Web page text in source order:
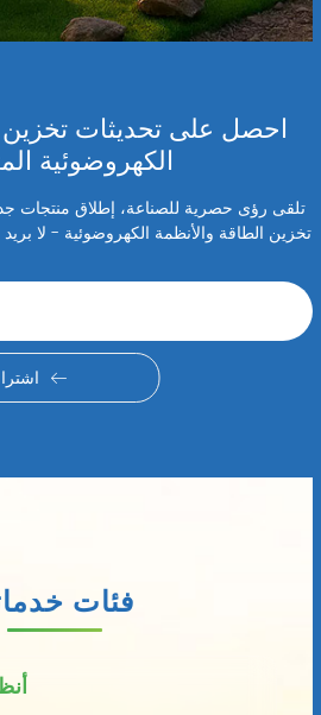
احصل على تحديثات تخزين
الكهروضوئية
تلقى رؤى حصرية للصناعة، إطلاق منتجات
تخزين الطاقة والأنظمة الكهروضوئية - لا
فئات